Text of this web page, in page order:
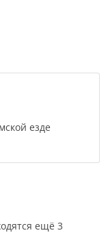
езде
ещё 3